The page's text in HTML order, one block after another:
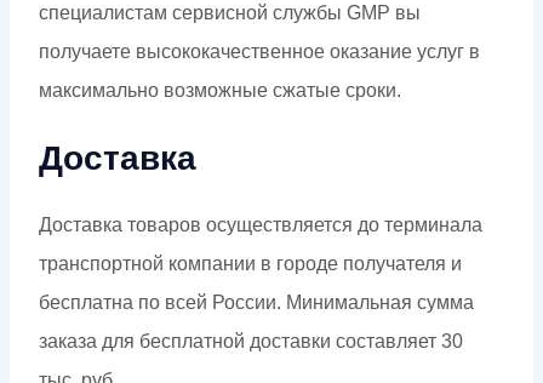
специалистам сервисной службы GMP вы
получаете высококачественное оказание услуг в
максимально возможные сжатые сроки.
Доставка
Доставка товаров осуществляется до терминала
транспортной компании в городе получателя и
бесплатна по всей России. Минимальная сумма
заказа для бесплатной доставки составляет 30